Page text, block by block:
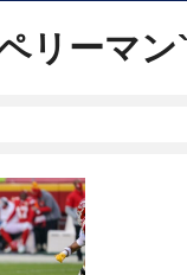
リーマン